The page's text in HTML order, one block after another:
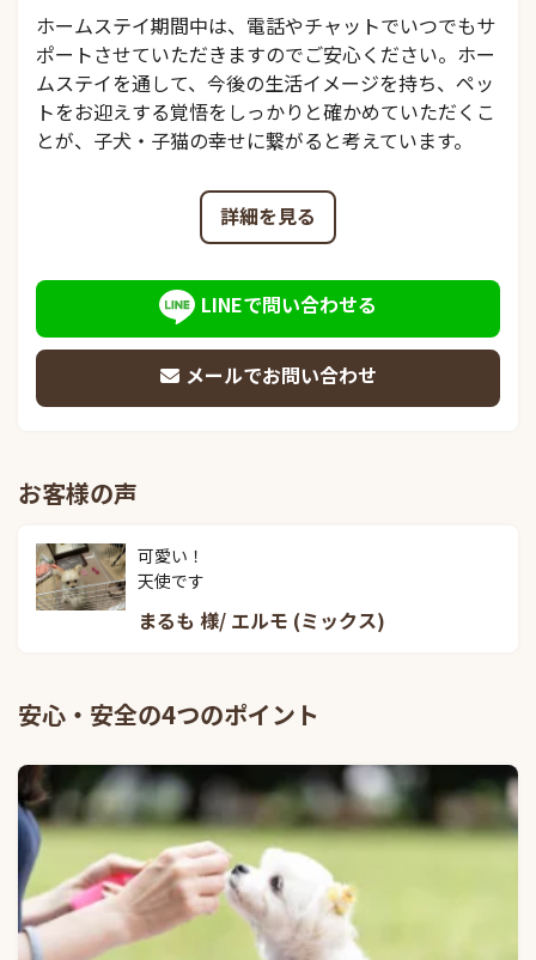
ホームステイ期間中は、電話やチャットでいつでもサ
ポートさせていただきますのでご安心ください。ホー
ムステイを通して、今後の生活イメージを持ち、ペッ
トをお迎えする覚悟をしっかりと確かめていただくこ
とが、子犬・子猫の幸せに繋がると考えています。
詳細を見る
LINEで問い合わせる
メールでお問い合わせ
お客様の声
可愛い！
天使です
まるも 様/ エルモ (ミックス)
安心・安全の4つのポイント